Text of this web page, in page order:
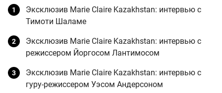
Эксклюзив Marie Claire Kazakhstan: интервью с
Тимоти Шаламе
Эксклюзив Marie Claire Kazakhstan: интервью с
режиссером Йоргосом Лантимосом
Эксклюзив Marie Claire Kazakhstan: интервью с
гуру-режиссером Уэсом Андерсоном